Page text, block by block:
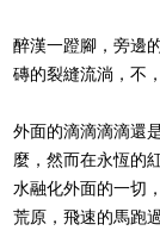
醉漢一蹬腳，旁邊
磚的裂縫流淌，不
外面的滴滴滴滴還
麼，然而在永恆的
水融化外面的一切
荒原，飛速的馬跑